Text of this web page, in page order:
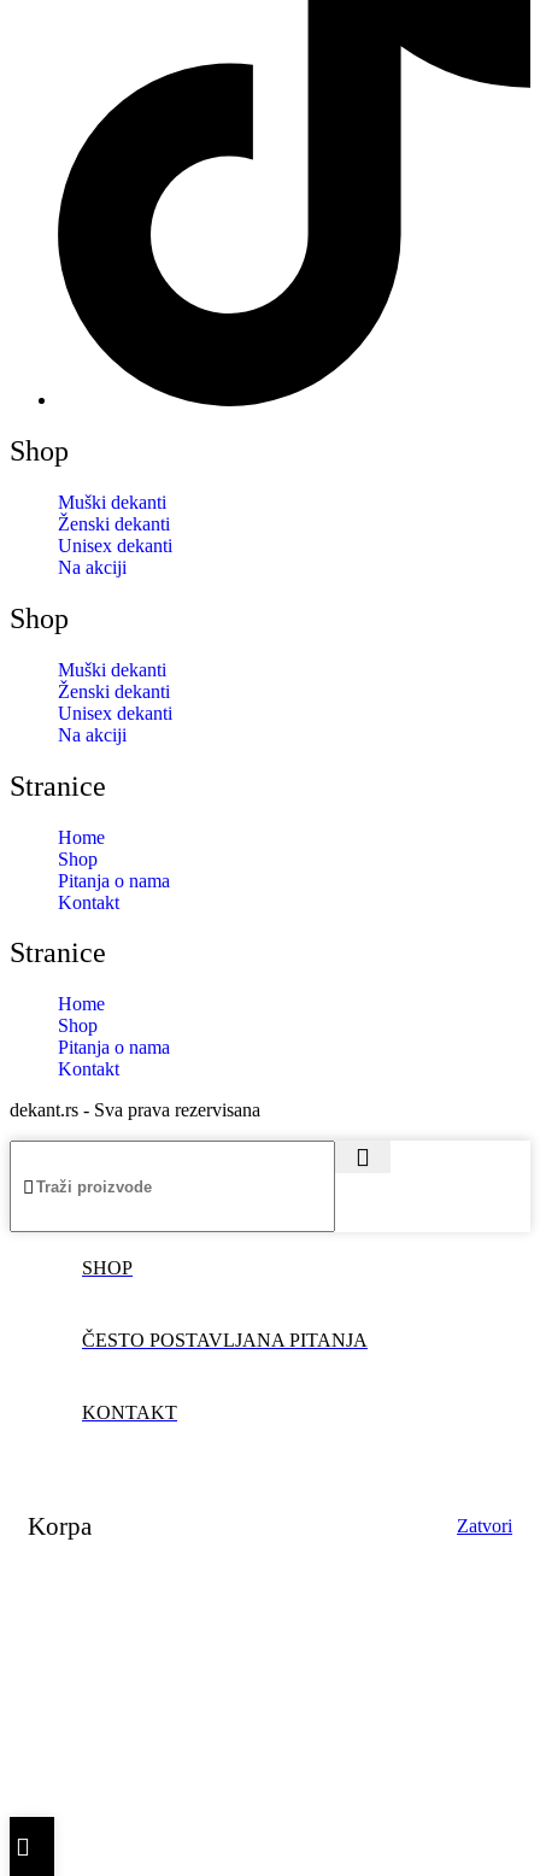
Shop
Muški dekanti
Ženski dekanti
Unisex dekanti
Na akciji
Shop
Muški dekanti
Ženski dekanti
Unisex dekanti
Na akciji
Stranice
Home
Shop
Pitanja o nama
Kontakt
Stranice
Home
Shop
Pitanja o nama
Kontakt
dekant.rs - Sva prava rezervisana
SHOP
ČESTO POSTAVLJANA PITANJA
KONTAKT
Korpa Zatvori